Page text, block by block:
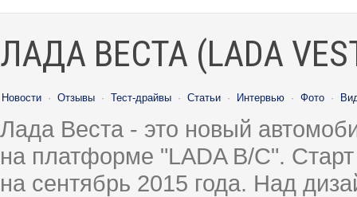
ЛАДА ВЕСТА (LADA
Новости · Отзывы · Тест-драйвы · Статьи · Интервью · Фото ·
Лада Веста - это новый
на платформе "LADA B/C".
на сентябрь 2015 года. Над